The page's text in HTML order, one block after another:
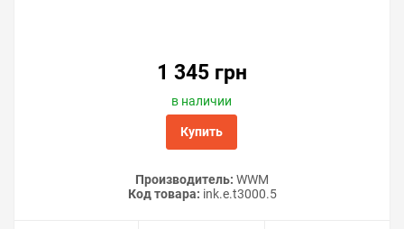
1 345 грн
в наличии
Купить
Производитель: WWM
Код товара: ink.e.t3000.5